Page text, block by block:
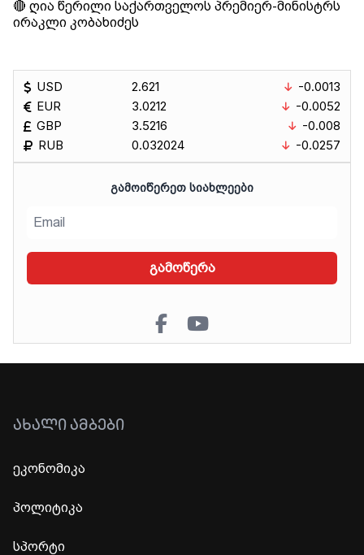
🔴 ღია წერილი საქართველოს პრემიერ-მინისტრს
ირაკლი კობახიძეს
USD
EUR
GBP
RUB
2.621
3.0212
3.5216
0.032024
-0.0013
-0.0052
-0.008
-0.0257
ᲒᲐᲛᲝᲘᲬᲔᲠᲔᲗ ᲡᲘᲐᲮᲚᲔᲔᲑᲘ
გამოწერა
ᲐᲮᲐᲚᲘ ᲐᲛᲑᲔᲑᲘ
ეკონომიკა
პოლიტიკა
სპორტი